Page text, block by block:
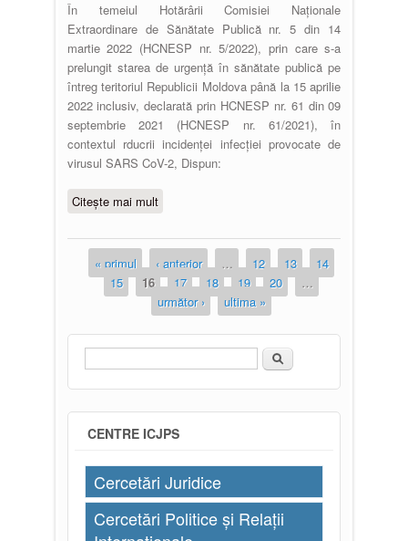
În temeiul Hotărârii Comisiei Naționale
Extraordinare de Sănătate Publică nr. 5 din 14
martie 2022 (HCNESP nr. 5/2022), prin care s-a
prelungit starea de urgență în sănătate publică pe
întreg teritoriul Republicii Moldova până la 15 aprilie
2022 inclusiv, declarată prin HCNESP nr. 61 din 09
septembrie 2021 (HCNESP nr. 61/2021), în
contextul rducrii incidenței infecției provocate de
virusul SARS CoV-2, Dispun:
Citește mai multdespre Dispoziția directorului
Pagini
« primul ‹ anterior … 12 13
14
15
16 17 18 19 20
…
următor ›
ultima »
Formular de căutare
Căutare
CENTRE ICJPS
Cercetări Juridice
Cercetări Politice și Relații